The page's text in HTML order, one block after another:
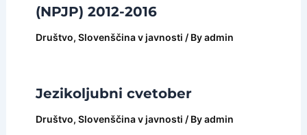
(NPJP) 2012-2016
Društvo, Slovenščina v javnosti / Byadmin
Jezikoljubni cvetober
Društvo, Slovenščina v javnosti / Byadmin